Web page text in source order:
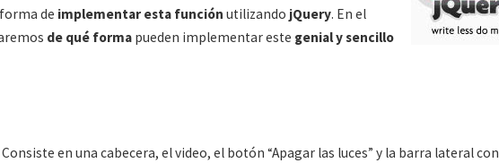
de implementar esta función utilizando jQuery. En el
de qué forma pueden implementar este genial y sencillo
en una cabecera, el video, el botón “Apagar las luces” y la barra lateral con